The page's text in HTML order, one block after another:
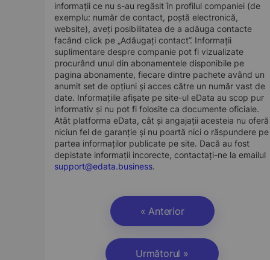
informații ce nu s-au regăsit în profilul companiei (de
exemplu: număr de contact, poștă electronică,
website), aveți posibilitatea de a adăuga contacte
facând click pe „Adăugați contact”. Informații
suplimentare despre companie pot fi vizualizate
procurând unul din abonamentele disponibile pe
pagina abonamente, fiecare dintre pachete având un
anumit set de opțiuni și acces către un număr vast de
date. Informațiile afișate pe site-ul eData au scop pur
informativ și nu pot fi folosite ca documente oficiale.
Atât platforma eData, cât și angajații acesteia nu oferă
niciun fel de garanție și nu poartă nici o răspundere pe
partea informaților publicate pe site. Dacă au fost
depistate informații incorecte, contactați-ne la emailul
support@edata.business.
« Anterior
Următorul »